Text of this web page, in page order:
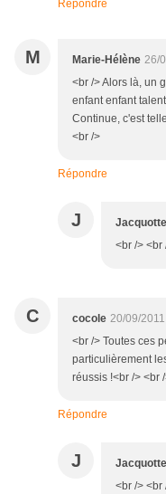
Répondre
M Marie-Hélène 26/
<br /> Alors là, un
enfant enfant
Continue, c'est
<br />
Répondre
J Jacquotte
<br /> <br
C cocole 20/09/
<br /> Toutes ces
particulièrement
réussis !<br /> <br
Répondre
J Jacquotte
<br /> <br